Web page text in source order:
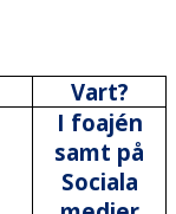
Vart?
I foajén
samt på
Sociala